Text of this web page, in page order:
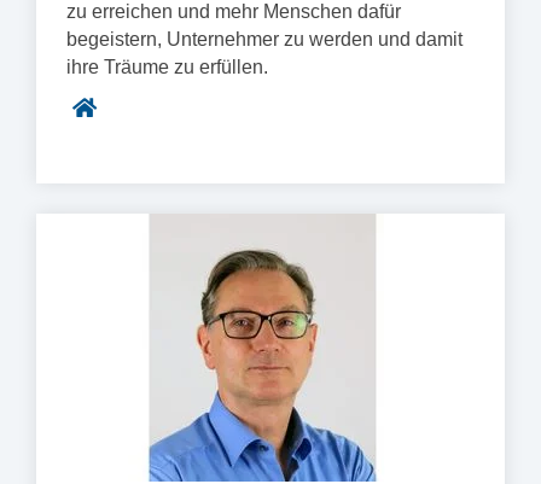
zu erreichen und mehr Menschen dafür
begeistern, Unternehmer zu werden und damit
ihre Träume zu erfüllen.